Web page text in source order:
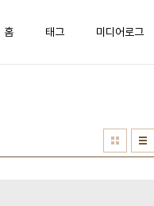
홈 태그 미디어로그